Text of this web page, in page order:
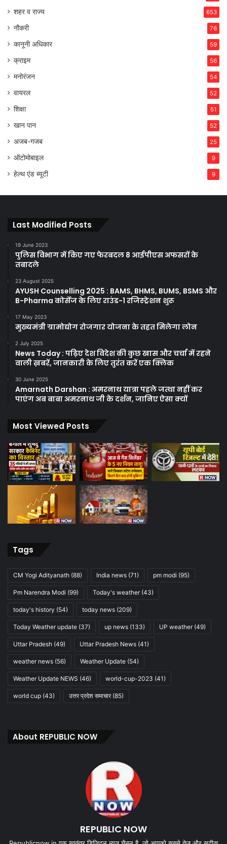
शहर व राज्य 653
नौकरी 76
कानूनी अधिकार 59
क्राइम 56
मनोरंजन 54
वायरल 52
शिक्षा 51
खान पान 52
अजब-गजब 25
ऑटोमोबाइल 9
हेल्थ एंड ब्यूटी 9
Last Modified Posts
19 June 2023
पुलिस विभाग में किए गए फेरबदल 8 आईपीएस अफसरों के
तबादले
23 August 2025
AYUSH Counselling 2025 : BAMS, BHMS, BUMS, BSMS और
B-Pharma कोर्सेज के लिए राउंड-1 रजिस्ट्रेशन शुरू
17 May 2023
मुख्यमंत्री ग्रामोद्योग रोजगार योजना के तहत मिलेगा लोन
2 July 2025
News Today : पढ़िए देश विदेश की कुछ खास और चर्चा में रहने
वाली ख़बरें, जानकारी के लिए तुरंत करें एक क्लिक
30 June 2025
Amarnath Darshan : अमरनाथ यात्रा पहले जत्था नहीं कर
पाएंग अब बाबा अमरनाथ जी के दर्शन, जानिए ऐसा क्यों
Most Viewed Posts
Tags
CM Yogi Adityanath (88) India news (71) pm modi (95)
Pm Narendra Modi (99) Today's weather(43)
today's history (54) today news (209)
Today Weather update (37) up news (133) UP weather(49)
Uttar Pradesh (49) Uttar Pradesh News (41)
weather news (56) Weather Update (54)
Weather Update NEWS (46) world-cup-2023 (41)
world cup (43) उत्तर प्रदेश समाचार(85)
About REPUBLIC NOW
REPUBLIC NOW